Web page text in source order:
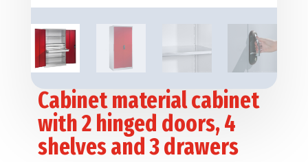
Cabinet material cabinet
with 2 hinged doors, 4
shelves and 3 drawers